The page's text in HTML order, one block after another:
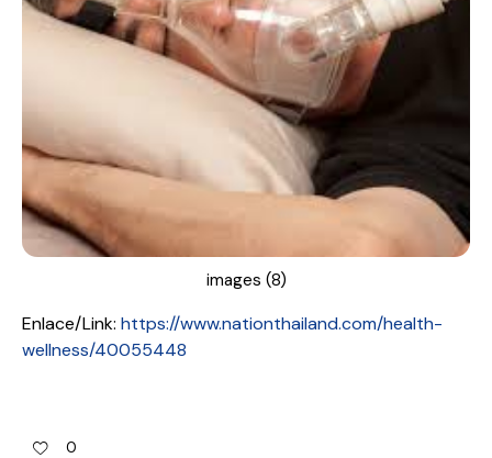
images (8)
Enlace/Link: https://www.nationthailand.com/health-
wellness/40055448
0